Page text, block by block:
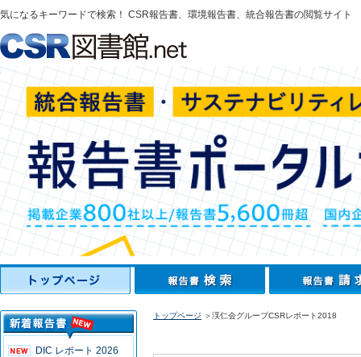
気になるキーワードで検索！ CSR報告書、環境報告書、統合報告書の閲覧サイト
DIC レポート 2026
トップページ ＞渓仁会グループCSRレポート2018